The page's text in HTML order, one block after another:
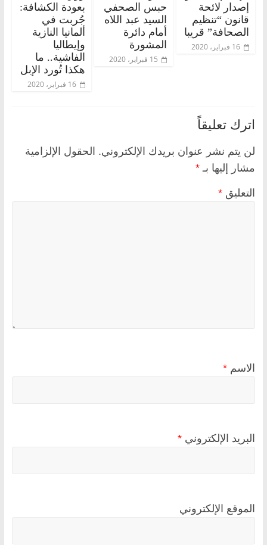
إصدار لائحة
قانون “تنظيم
الصحافة” قريبا
16 فبراير، 2020
حبس الصحفي
السيد عبد اللاه
أمام دائرة
المشورة
15 فبراير، 2020
بعودة الكشافة:
جُربت في
ألمانيا النازية
وإيطاليا
الفاشية.. ما
هكذا تُورد الإبل
16 فبراير، 2020
اترك تعليقاً
لن يتم نشر عنوان بريدك الإلكتروني. الحقول الإلزامية
مشار إليها بـ *
التعليق *
الاسم *
البريد الإلكتروني *
الموقع الإلكتروني